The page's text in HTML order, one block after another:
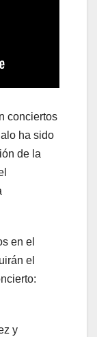
conciertos
ha sido
de la
en el
el
y